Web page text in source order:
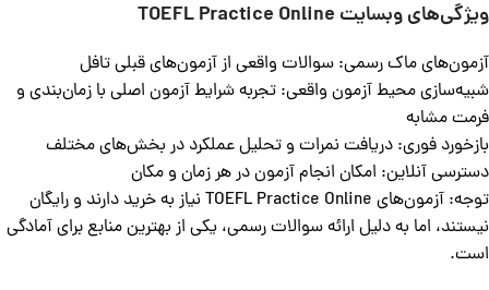
ویژگی‌های وبسایت TOEFL Practice Online
آزمون‌های ماک رسمی: سوالات واقعی از آزمون‌های قبلی تافل
شبیه‌سازی محیط آزمون واقعی: تجربه شرایط آزمون اصلی با زمان‌بندی و
فرمت مشابه
بازخورد فوری: دریافت نمرات و تحلیل عملکرد در بخش‌های مختلف
دسترسی آنلاین: امکان انجام آزمون در هر زمان و مکان
توجه: آزمون‌های TOEFL Practice Online نیاز به خرید دارند و رایگان
نیستند، اما به دلیل ارائه سوالات رسمی، یکی از بهترین منابع برای آمادگی
است.